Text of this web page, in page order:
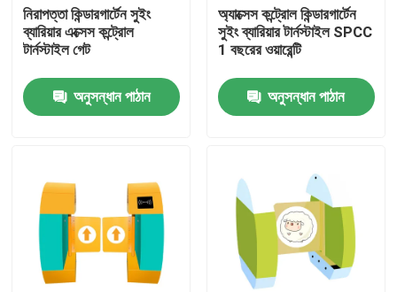
মান নিয়ন্ত্রণ
আমাদের সাথে যোগাযোগ করুন
সব ক্ষেত্রেই
উদ্ধৃতির জন্য আবেদন
নিরাপত্তা কিন্ডারগার্টেন সুইং
ব্যারিয়ার এক্সেস কন্ট্রোল
টার্নস্টাইল গেট
অনুসন্ধান পাঠান
অ্যাক্সেস কন্ট্রোল কিন্ডারগার্টেন
সুইং ব্যারিয়ার টার্নস্টাইল SPCC
1 বছরের ওয়ারেন্টি
অনুসন্ধান পাঠান